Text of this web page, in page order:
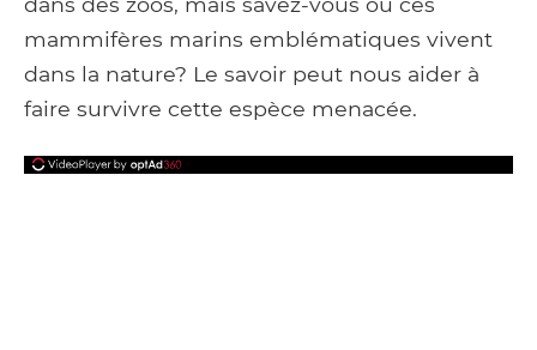
mammifères marins emblématiques vivent
dans la nature? Le savoir peut nous aider à
faire survivre cette espèce menacée.